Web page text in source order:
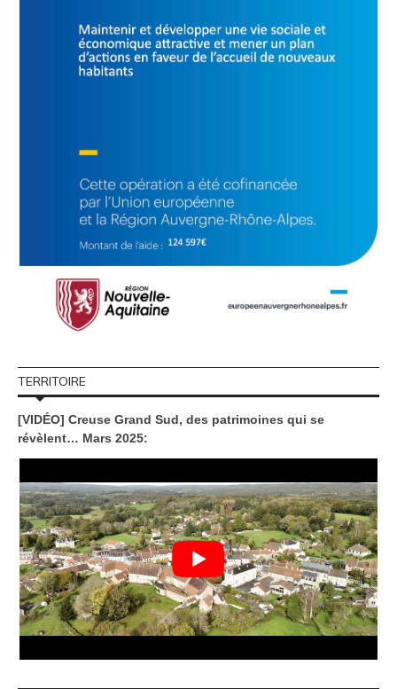
TERRITOIRE
[VIDÉO] Creuse Grand Sud, des patrimoines qui se
révèlent… Mars 2025: